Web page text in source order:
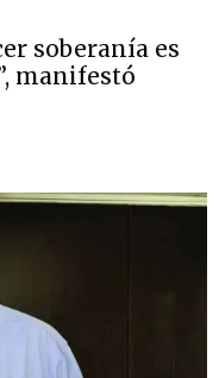
soberanía es
manifestó